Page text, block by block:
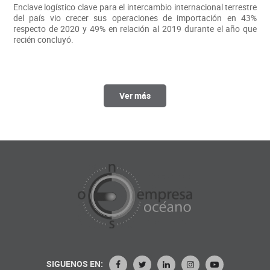
Enclave logístico clave para el intercambio internacional terrestre
del país vio crecer sus operaciones de importación en 43%
respecto de 2020 y 49% en relación al 2019 durante el año que
recién concluyó.
Ver más
SIGUENOS EN: